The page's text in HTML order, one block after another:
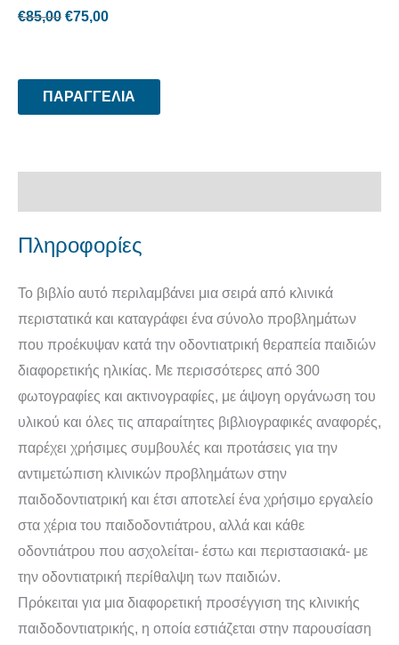
€85,00 €75,00
ΠΑΡΑΓΓΕΛΙΑ
Πληροφορίες
Το βιβλίο αυτό περιλαμβάνει μια σειρά από κλινικά
περιστατικά και καταγράφει ένα σύνολο προβλημάτων
που προέκυψαν κατά την οδοντιατρική θεραπεία παιδιών
διαφορετικής ηλικίας. Με περισσότερες από 300
φωτογραφίες και ακτινογραφίες, με άψογη οργάνωση του
υλικού και όλες τις απαραίτητες βιβλιογραφικές αναφορές,
παρέχει χρήσιμες συμβουλές και προτάσεις για την
αντιμετώπιση κλινικών προβλημάτων στην
παιδοδοντιατρική και έτσι αποτελεί ένα χρήσιμο εργαλείο
στα χέρια του παιδοδοντιάτρου, αλλά και κάθε
οδοντιάτρου που ασχολείται- έστω και περιστασιακά- με
την οδοντιατρική περίθαλψη των παιδιών.
Πρόκειται για μια διαφορετική προσέγγιση της κλινικής
παιδοδοντιατρικής, η οποία εστιάζεται στην παρουσίαση